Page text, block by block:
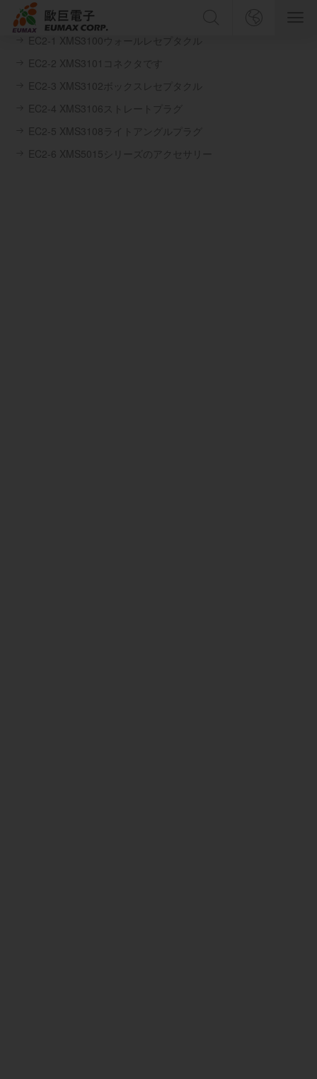
ホーム
会社紹介
製品紹介
中文繁體
English
製品を検索する
検 索
EC2 XMS 5015 規格コネクタ
EC2-1 XMS3100ウォールレセプタクル
EC2-2 XMS3101コネクタです
EC2-3 XMS3102ボックスレセプタクル
EC2-4 XMS3106ストレートプラグ
EC2-5 XMS3108ライトアングルプラグ
EC2-6 XMS5015シリーズのアクセサリー